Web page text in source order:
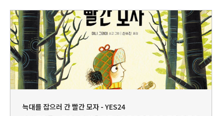
늑대를 잡으러 간 빨간 모자 - YES24